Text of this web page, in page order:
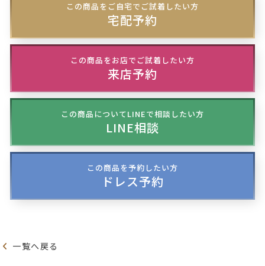
この商品をご自宅でご試着したい方
宅配予約
この商品をお店でご試着したい方
来店予約
この商品についてLINEで相談したい方
LINE相談
この商品を予約したい方
ドレス予約
一覧へ戻る